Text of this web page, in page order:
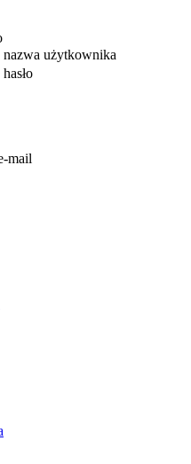
użytkownika
mail